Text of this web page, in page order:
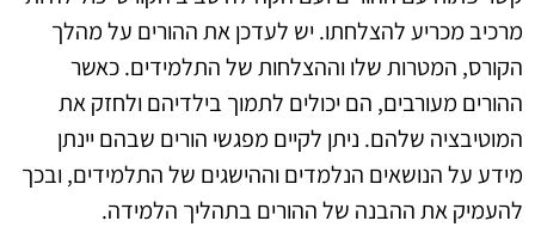
מרכיב מכריע להצלחתו. יש לעדכן את ההורים על מהלך
הקורס, המטרות שלו וההצלחות של התלמידים. כאשר
ההורים מעורבים, הם יכולים לתמוך בילדיהם ולחזק את
המוטיבציה שלהם. ניתן לקיים מפגשי הורים שבהם יינתן
מידע על הנושאים הנלמדים וההישגים של התלמידים, ובכך
להעמיק את ההבנה של ההורים בתהליך הלמידה.